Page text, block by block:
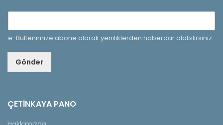
e-Bültenimize abone olarak yeniliklerden haberdar olabilirsiniz.
Gönder
ÇETINKAYA PANO